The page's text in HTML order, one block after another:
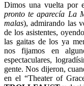
Dimos una vuelta por
pronto te aparecía La
malas), admirando las
de los asistentes,
las gaitas de los ya
nos fijamos en
espectaculares,
gente. Nos dijeron,
en el “Theater of